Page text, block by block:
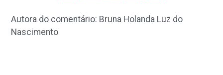
Autora do comentário: Bruna Holanda Luz do
Nascimento